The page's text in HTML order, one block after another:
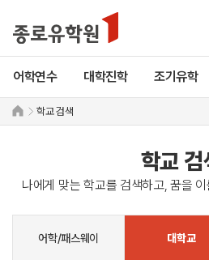
어학연수 대학진학 조기유학
학교 검색
학교 검
나에게 맞는 학교를 검색하고, 꿈을
어학/패스웨이 대학교